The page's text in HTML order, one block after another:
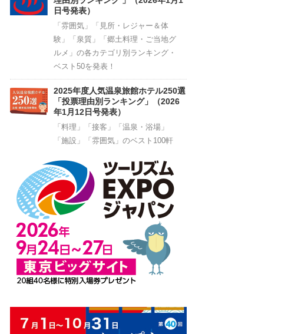
日号発表）
「雰囲気」「見所・レジャー＆体
験」「泉質」「郷土料理・ご当地グ
ルメ」の各カテゴリ別ランキング・
ベスト50を発表！
2025年度人気温泉旅館ホテル250選
「投票理由別ランキング」（2026
年1月12日号発表）
「料理」「接客」「温泉・浴場」
「施設」「雰囲気」のベスト100軒